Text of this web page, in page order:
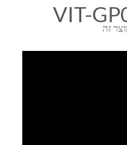
זה
VIT-